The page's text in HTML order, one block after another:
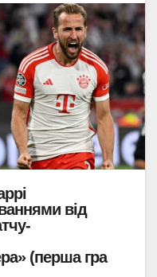
від
(перша гра